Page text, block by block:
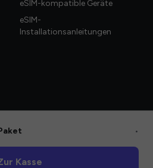
eSIM-kompatible Geräte
eSIM-
Installationsanleitungen
•
Kasse